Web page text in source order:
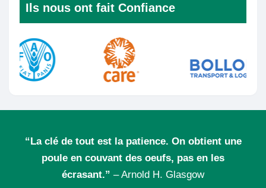
Ils nous ont fait Confiance
“La clé de tout est la patience. On obtient une
poule en couvant des oeufs, pas en les
écrasant.” – Arnold H. Glasgow